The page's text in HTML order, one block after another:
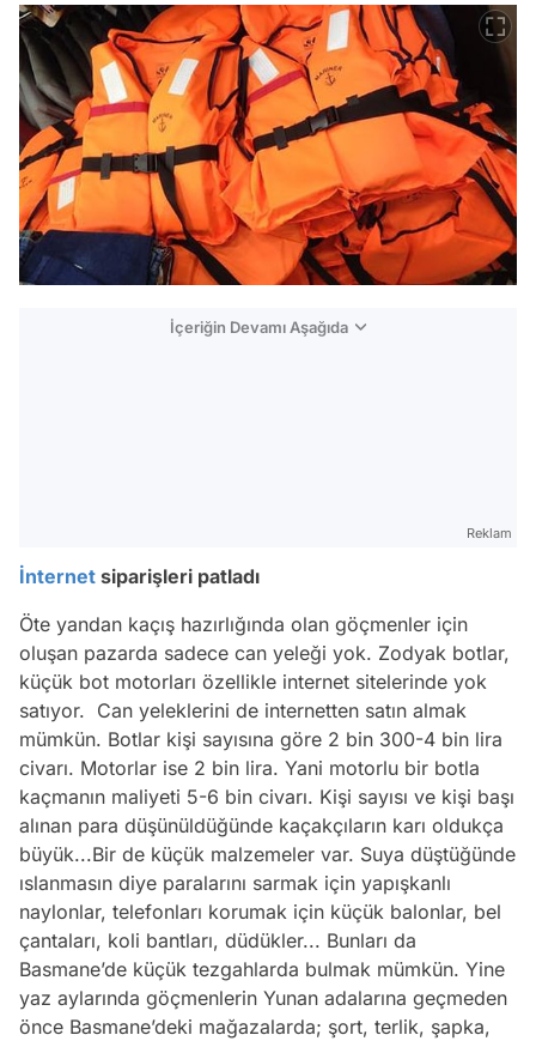
İçeriğin Devamı Aşağıda
Reklam
İnternet siparişleri patladı
Öte yandan kaçış hazırlığında olan göçmenler için
oluşan pazarda sadece can yeleği yok. Zodyak botlar,
küçük bot motorları özellikle internet sitelerinde yok
satıyor. Can yeleklerini de internetten satın almak
mümkün. Botlar kişi sayısına göre 2 bin 300-4 bin lira
civarı. Motorlar ise 2 bin lira. Yani motorlu bir botla
kaçmanın maliyeti 5-6 bin civarı. Kişi sayısı ve kişi başı
alınan para düşünüldüğünde kaçakçıların karı oldukça
büyük...Bir de küçük malzemeler var. Suya düştüğünde
ıslanmasın diye paralarını sarmak için yapışkanlı
naylonlar, telefonları korumak için küçük balonlar, bel
çantaları, koli bantları, düdükler... Bunları da
Basmane’de küçük tezgahlarda bulmak mümkün. Yine
yaz aylarında göçmenlerin Yunan adalarına geçmeden
önce Basmane’deki mağazalarda; şort, terlik, şapka,